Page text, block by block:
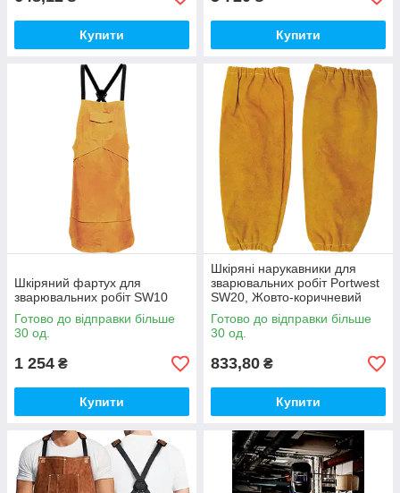
Купити Купити
Шкіряний фартух для
зварювальних робіт SW10
Готово до відправки більше
30 од.
1 254 ₴
Купити
Шкіряні нарукавники для
зварювальних робіт Portwest
SW20, Жовто-коричневий
Готово до відправки більше
30 од.
833,80 ₴
Купити